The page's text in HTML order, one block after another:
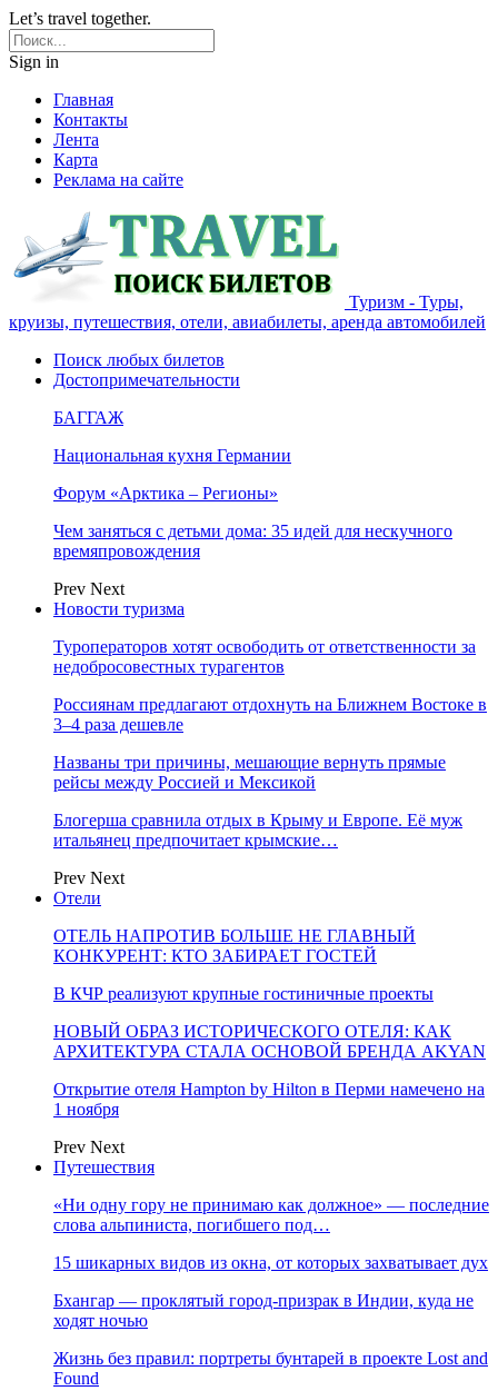
Let’s travel together.
Sign in
Главная
Контакты
Лента
Карта
Реклама на сайте
Туризм - Туры,
круизы, путешествия, отели, авиабилеты, аренда автомобилей
Поиск любых билетов
Достопримечательности
БАГГАЖ
Национальная кухня Германии
Форум «Арктика – Регионы»
Чем заняться с детьми дома: 35 идей для нескучного
времяпровождения
Prev Next
Новости туризма
Туроператоров хотят освободить от ответственности за
недобросовестных турагентов
Россиянам предлагают отдохнуть на Ближнем Востоке в
3–4 раза дешевле
Названы три причины, мешающие вернуть прямые
рейсы между Россией и Мексикой
Блогерша сравнила отдых в Крыму и Европе. Её муж
итальянец предпочитает крымские…
Prev Next
Отели
ОТЕЛЬ НАПРОТИВ БОЛЬШЕ НЕ ГЛАВНЫЙ
КОНКУРЕНТ: КТО ЗАБИРАЕТ ГОСТЕЙ
В КЧР реализуют крупные гостиничные проекты
НОВЫЙ ОБРАЗ ИСТОРИЧЕСКОГО ОТЕЛЯ: КАК
АРХИТЕКТУРА СТАЛА ОСНОВОЙ БРЕНДА AKYAN
Открытие отеля Hampton by Hilton в Перми намечено на
1 ноября
Prev Next
Путешествия
«Ни одну гору не принимаю как должное» — последние
слова альпиниста, погибшего под…
15 шикарных видов из окна, от которых захватывает дух
Бхангар — проклятый город-призрак в Индии, куда не
ходят ночью
Жизнь без правил: портреты бунтарей в проекте Lost and
Found